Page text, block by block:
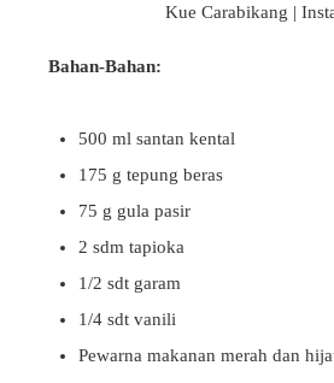
Kue Carabikang |
Bahan-Bahan:
500 ml santan kental
175 g tepung beras
75 g gula pasir
2 sdm tapioka
1/2 sdt garam
1/4 sdt vanili
Pewarna makanan merah dan